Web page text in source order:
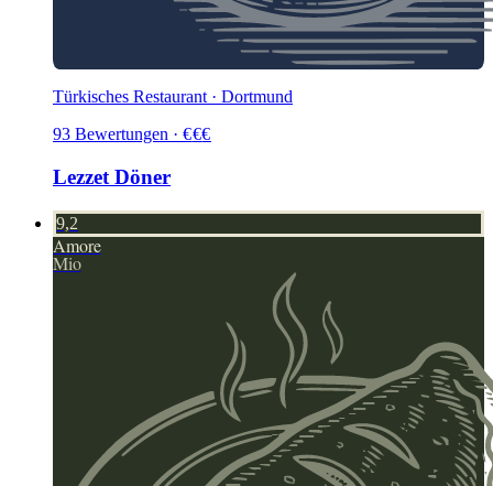
Türkisches Restaurant · Dortmund
93 Bewertungen · €€€
Lezzet Döner
9,2
Amore
Mio